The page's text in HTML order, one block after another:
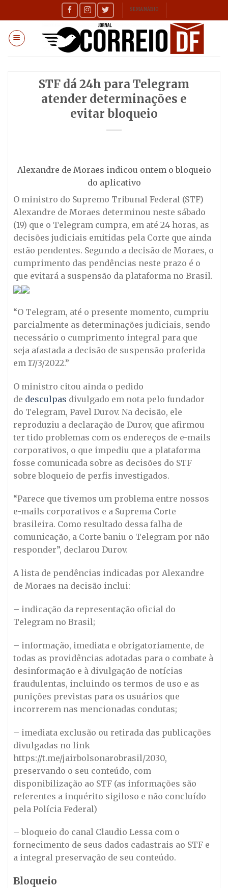
to
content
SEMANÁRIO
STF dá 24h para Telegram
atender determinações e
evitar bloqueio
Alexandre de Moraes indicou ontem o bloqueio
do aplicativo
O ministro do Supremo Tribunal Federal (STF)
Alexandre de Moraes determinou neste sábado
(19) que o Telegram cumpra, em até 24 horas, as
decisões judiciais emitidas pela Corte que ainda
estão pendentes. Segundo a decisão de Moraes, o
cumprimento das pendências neste prazo é o
que evitará a suspensão da plataforma no Brasil.
“O Telegram, até o presente momento, cumpriu
parcialmente as determinações judiciais, sendo
necessário o cumprimento integral para que
seja afastada a decisão de suspensão proferida
em 17/3/2022.”
O ministro citou ainda o pedido
de desculpas divulgado em nota pelo fundador
do Telegram, Pavel Durov. Na decisão, ele
reproduziu a declaração de Durov, que afirmou
ter tido problemas com os endereços de e-mails
corporativos, o que impediu que a plataforma
fosse comunicada sobre as decisões do STF
sobre bloqueio de perfis investigados.
“Parece que tivemos um problema entre nossos
e-mails corporativos e a Suprema Corte
brasileira. Como resultado dessa falha de
comunicação, a Corte baniu o Telegram por não
responder”, declarou Durov.
A lista de pendências indicadas por Alexandre
de Moraes na decisão inclui:
– indicação da representação oficial do
Telegram no Brasil;
– informação, imediata e obrigatoriamente, de
todas as providências adotadas para o combate à
desinformação e à divulgação de notícias
fraudulentas, incluindo os termos de uso e as
punições previstas para os usuários que
incorrerem nas mencionadas condutas;
– imediata exclusão ou retirada das publicações
divulgadas no link
https://t.me/jairbolsonarobrasil/2030,
preservando o seu conteúdo, com
disponibilização ao STF (as informações são
referentes a inquérito sigiloso e não concluído
pela Polícia Federal)
– bloqueio do canal Claudio Lessa com o
fornecimento de seus dados cadastrais ao STF e
a integral preservação de seu conteúdo.
Bloqueio